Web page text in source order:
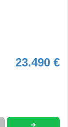
23.490 €
➜